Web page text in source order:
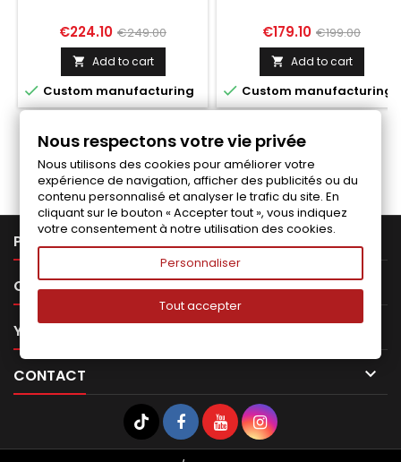
Price
€224.10 Regular
price
€249.00
 Add to cart
 Custom manufacturing
Price
€179.10 Regular
price
€199.00
 Add to cart
 Custom manufacturing
Follow us on Facebook
PRODUCTS
OUR COMPANY 
YOUR ACCOUNT 
CONTACT 
Nous respectons votre vie privée
Nous utilisons des cookies pour améliorer votre
expérience de navigation, afficher des publicités ou du
contenu personnalisé et analyser le trafic du site. En
cliquant sur le bouton « Accepter tout », vous indiquez
votre consentement à notre utilisation des cookies.
Personnaliser
Tout accepter